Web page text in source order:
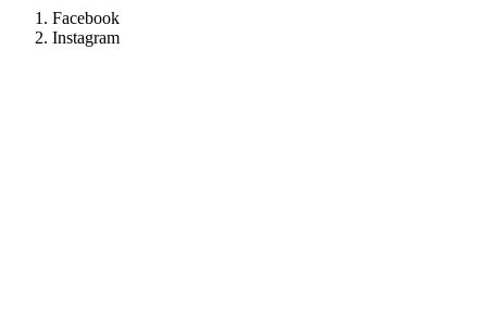
Facebook
Instagram